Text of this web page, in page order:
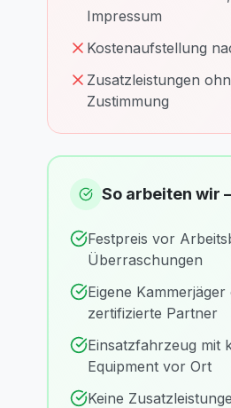
Impressum
Kostenaufstellung
Zusatzleistungen
Zustimmung
So arbeiten wir
Festpreis vor
Überraschungen
Eigene Kammerjäger
zertifizierte Partner
Einsatzfahrzeug mit
Equipment vor Ort
Keine